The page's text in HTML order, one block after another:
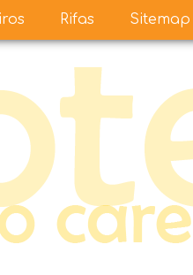
Rifas Sitemap